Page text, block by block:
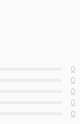
0
0
0
0
0